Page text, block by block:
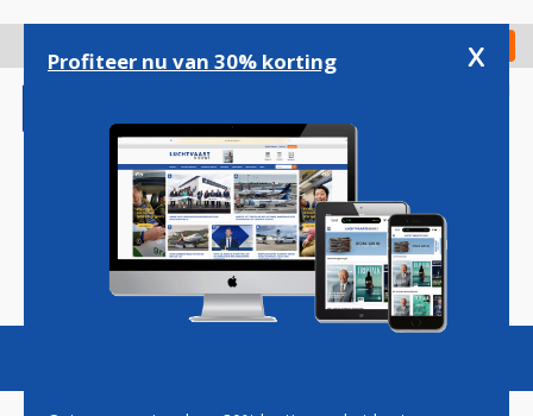
gaan
Check in
Magazine Podcasts Vacatures
Profiteer nu van 30% korting x